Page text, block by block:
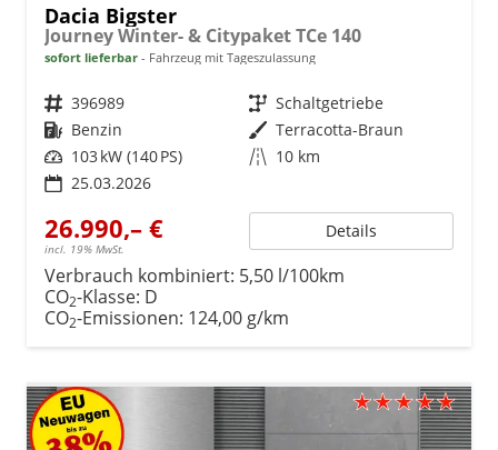
Dacia Bigster
Journey Winter- & Citypaket TCe 140
sofort lieferbar Fahrzeug mit Tageszulassung
Fahrzeugnr. 396989 Getriebe Schaltgetriebe
Kraftstoff Benzin Außenfarbe Terracotta-Braun
Leistung 103 kW (140 PS) Kilometerstand 10 km
25.03.2026
26.990,– €
incl. 19% MwSt.
Details
Verbrauch kombiniert: 5,50 l/100km
CO2-Klasse: D
CO2-Emissionen: 124,00 g/km